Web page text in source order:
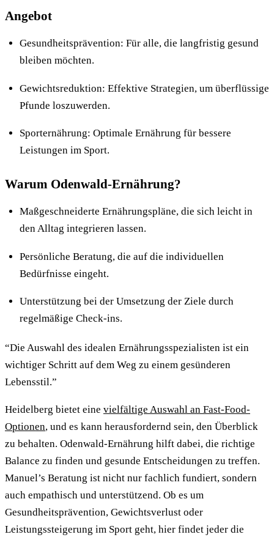
Angebot
Gesundheitsprävention: Für alle, die langfristig gesund
bleiben möchten.
Gewichtsreduktion: Effektive Strategien, um überflüssige
Pfunde loszuwerden.
Sporternährung: Optimale Ernährung für bessere
Leistungen im Sport.
Warum Odenwald-Ernährung?
Maßgeschneiderte Ernährungspläne, die sich leicht in
den Alltag integrieren lassen.
Persönliche Beratung, die auf die individuellen
Bedürfnisse eingeht.
Unterstützung bei der Umsetzung der Ziele durch
regelmäßige Check-ins.
“Die Auswahl des idealen Ernährungsspezialisten ist ein
wichtiger Schritt auf dem Weg zu einem gesünderen
Lebensstil.”
Heidelberg bietet eine vielfältige Auswahl an Fast-Food-
Optionen, und es kann herausfordernd sein, den Überblick
zu behalten. Odenwald-Ernährung hilft dabei, die richtige
Balance zu finden und gesunde Entscheidungen zu treffen.
Manuel’s Beratung ist nicht nur fachlich fundiert, sondern
auch empathisch und unterstützend. Ob es um
Gesundheitsprävention, Gewichtsverlust oder
Leistungssteigerung im Sport geht, hier findet jeder die